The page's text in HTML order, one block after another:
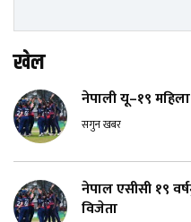
खेल
नेपाली यू–१९
सगुन खबर
नेपाल एसीसी १९
विजेता